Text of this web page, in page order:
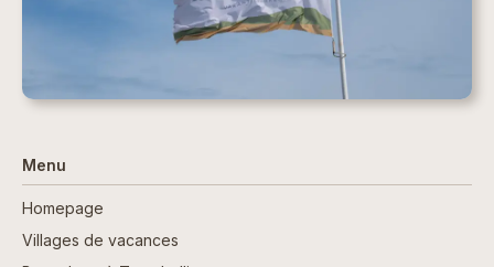
Menu
Homepage
Villages de vacances